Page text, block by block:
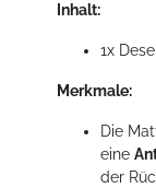
Inhalt:
1x
Merkmale:
Die
eine
der